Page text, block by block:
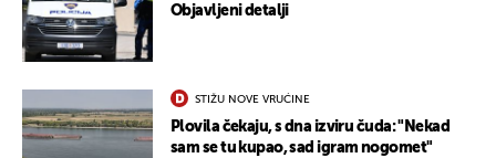
Objavljeni detalji
STIŽU NOVE VRUĆINE
Plovila čekaju, s dna izviru čuda: "Nekad
sam se tu kupao, sad igram nogomet"